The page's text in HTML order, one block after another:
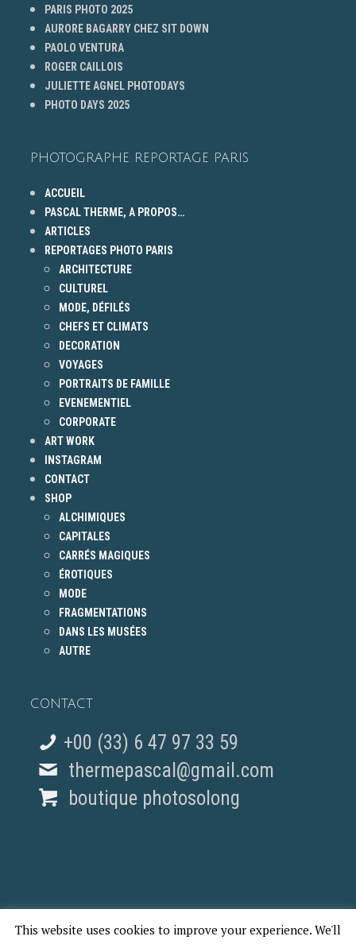
PARIS PHOTO 2025
AURORE BAGARRY CHEZ SIT DOWN
PAOLO VENTURA
ROGER CAILLOIS
JULIETTE AGNEL PHOTODAYS
PHOTO DAYS 2025
PHOTOGRAPHE REPORTAGE PARIS
ACCUEIL
PASCAL THERME, A PROPOS…
ARTICLES
REPORTAGES PHOTO PARIS
ARCHITECTURE
CULTUREL
MODE, DÉFILÉS
CHEFS ET CLIMATS
DECORATION
VOYAGES
PORTRAITS DE FAMILLE
EVENEMENTIEL
CORPORATE
ART WORK
INSTAGRAM
CONTACT
SHOP
ALCHIMIQUES
CAPITALES
CARRÉS MAGIQUES
ÉROTIQUES
MODE
FRAGMENTATIONS
DANS LES MUSÉES
AUTRE
CONTACT
+00 (33) 6 47 97 33 59
thermepascal@gmail.com
boutique photosolong
This website uses cookies to improve your experience. We'll